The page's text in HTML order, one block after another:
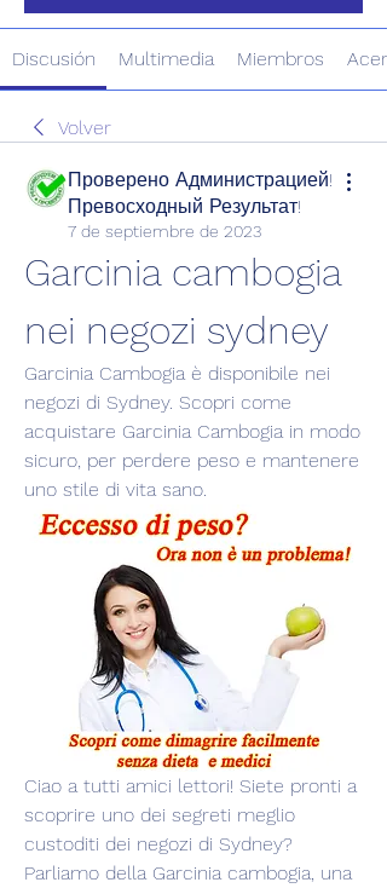
Discusión Multimedia Miembros
Volver
Проверено Администрацией!
Превосходный Результат!
7 de septiembre de 2023
Garcinia cambogia
nei negozi sydney
Garcinia Cambogia è disponibile nei
negozi di Sydney. Scopri come
acquistare Garcinia Cambogia in modo
sicuro, per perdere peso e mantenere
uno stile di vita sano.
Ciao a tutti amici lettori! Siete pronti a
scoprire uno dei segreti meglio
custoditi dei negozi di Sydney?
Parliamo della Garcinia cambogia, una